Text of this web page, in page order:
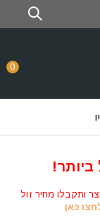
0
ביותר!
ותקבלו מחיר זול
כאן